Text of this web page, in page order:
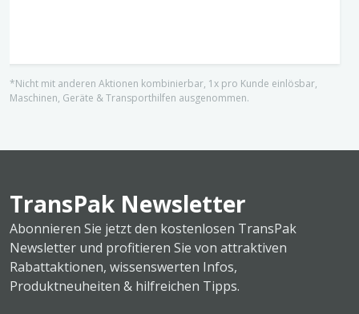
*Nicht mit anderen Aktionen kombinierbar, 1x pro Kunde einlösbar,
Maschinen, Geräte & Transporthilfen ausgenommen.
TransPak Newsletter
Abonnieren Sie jetzt den kostenlosen TransPak
Newsletter und profitieren Sie von attraktiven
Rabattaktionen, wissenswerten Infos,
Produktneuheiten & hilfreichen Tipps.